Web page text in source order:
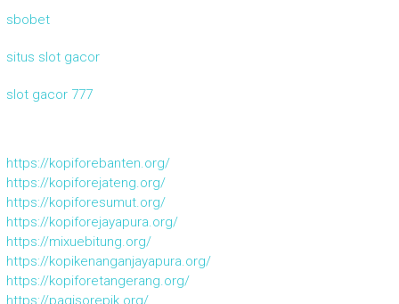
sbobet
situs slot gacor
slot gacor 777
https://kopiforebanten.org/
https://kopiforejateng.org/
https://kopiforesumut.org/
https://kopiforejayapura.org/
https://mixuebitung.org/
https://kopikenanganjayapura.org/
https://kopiforetangerang.org/
https://pagisorepik.org/